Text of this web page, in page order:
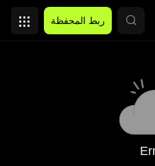
ربط المحفظة